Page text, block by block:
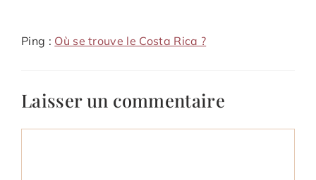
Ping : Où se trouve le Costa Rica ?
Laisser un commentaire